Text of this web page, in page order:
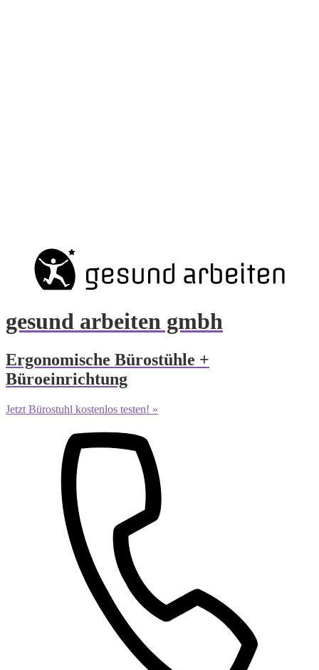
gesund arbeiten gmbh
Ergonomische Bürostühle +
Büroeinrichtung
Jetzt Bürostuhl kostenlos testen! »